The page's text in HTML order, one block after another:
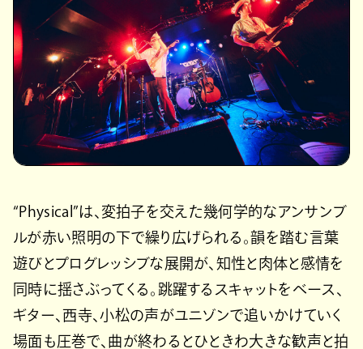
“Physical”は、変拍子を交えた幾何学的なアンサンブ
ルが赤い照明の下で繰り広げられる。韻を踏む言葉
遊びとプログレッシブな展開が、知性と肉体と感情を
同時に揺さぶってくる。跳躍するスキャットをベース、
ギター、西寺、小松の声がユニゾンで追いかけていく
場面も圧巻で、曲が終わるとひときわ大きな歓声と拍